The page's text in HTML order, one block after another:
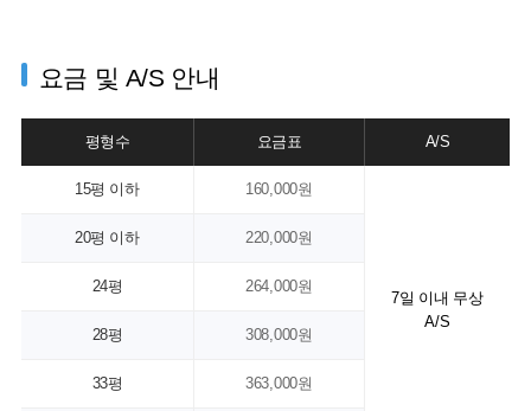
요금 및 A/S 안내
평형수 요금표 A/S
15평 이하 160,000원
7일 이내 무상
A/S
20평 이하 220,000원
24평 264,000원
28평 308,000원
33평 363,000원